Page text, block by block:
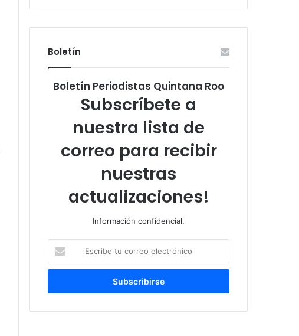
Boletín
Boletín Periodistas Quintana Roo
Subscríbete a
nuestra lista de
correo para recibir
nuestras
actualizaciones!
Información confidencial.
tu
correo